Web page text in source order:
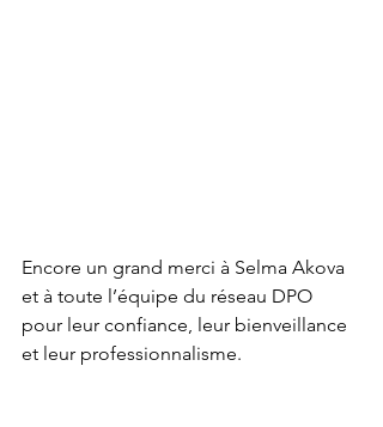
Encore un grand merci à Selma Akova
et à toute l’équipe du réseau DPO
pour leur confiance, leur bienveillance
et leur professionnalisme.